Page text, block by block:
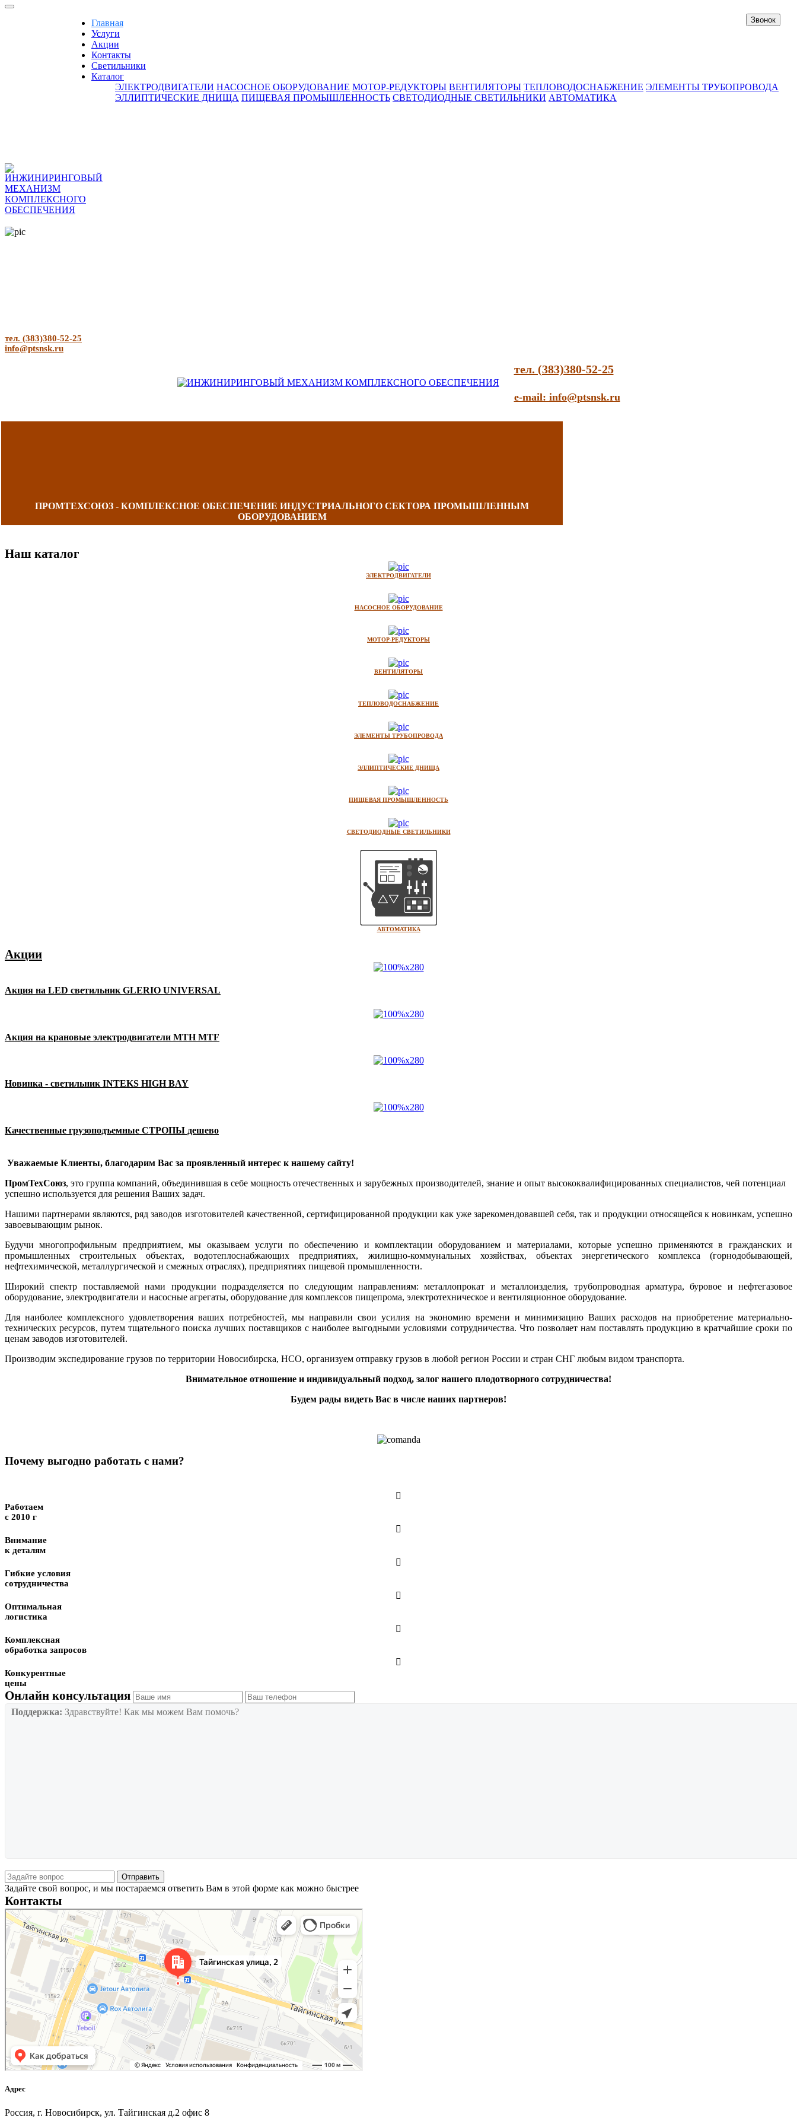
Главная
Услуги
Акции
Контакты
Светильники
Каталог
ЭЛЕКТРОДВИГАТЕЛИ НАСОСНОЕ ОБОРУДОВАНИЕ МОТОР-РЕДУКТОРЫ ВЕНТИЛЯТОРЫ ТЕПЛОВОДОСНАБЖЕНИЕ ЭЛЕМЕНТЫ ТРУБОПРОВОДА
ЭЛЛИПТИЧЕСКИЕ ДНИЩА ПИЩЕВАЯ ПРОМЫШЛЕННОСТЬ СВЕТОДИОДНЫЕ СВЕТИЛЬНИКИ АВТОМАТИКА
Звонок
тел. (383)380-52-25
info@ptsnsk.ru
тел. (383)380-52-25
e-mail: info@ptsnsk.ru
ПРОМТЕХСОЮЗ - КОМПЛЕКСНОЕ ОБЕСПЕЧЕНИЕ ИНДУСТРИАЛЬНОГО СЕКТОРА ПРОМЫШЛЕННЫМ
ОБОРУДОВАНИЕМ
Наш каталог
ЭЛЕКТРОДВИГАТЕЛИ
НАСОСНОЕ ОБОРУДОВАНИЕ
МОТОР-РЕДУКТОРЫ
ВЕНТИЛЯТОРЫ
ТЕПЛОВОДОСНАБЖЕНИЕ
ЭЛЕМЕНТЫ ТРУБОПРОВОДА
ЭЛЛИПТИЧЕСКИЕ ДНИЩА
ПИЩЕВАЯ ПРОМЫШЛЕННОСТЬ
СВЕТОДИОДНЫЕ СВЕТИЛЬНИКИ
АВТОМАТИКА
Акции
Акция на LED светильник GLERIO UNIVERSAL
Акция на крановые электродвигатели MTH MTF
Новинка - светильник INTEKS HIGH BAY
Качественные грузоподъемные СТРОПЫ дешево
Уважаемые Клиенты, благодарим Вас за проявленный интерес к нашему сайту!
ПромТехСоюз, это группа компаний, объединившая в себе мощность отечественных и зарубежных производителей, знание и опыт высококвалифицированных специалистов, чей потенциал
успешно используется для решения Ваших задач.
Нашими партнерами являются, ряд заводов изготовителей качественной, сертифицированной продукции как уже зарекомендовавшей себя, так и продукции относящейся к новинкам, успешно
завоевывающим рынок.
Будучи многопрофильным предприятием, мы оказываем услуги по обеспечению и комплектации оборудованием и материалами, которые успешно применяются в гражданских и
промышленных строительных объектах, водотеплоснабжающих предприятиях, жилищно-коммунальных хозяйствах, объектах энергетического комплекса (горнодобывающей,
нефтехимической, металлургической и смежных отраслях), предприятиях пищевой промышленности.
Широкий спектр поставляемой нами продукции подразделяется по следующим направлениям: металлопрокат и металлоизделия, трубопроводная арматура, буровое и нефтегазовое
оборудование, электродвигатели и насосные агрегаты, оборудование для комплексов пищепрома, электротехническое и вентиляционное оборудование.
Для наиболее комплексного удовлетворения ваших потребностей, мы направили свои усилия на экономию времени и минимизацию Ваших расходов на приобретение материально-
технических ресурсов, путем тщательного поиска лучших поставщиков с наиболее выгодными условиями сотрудничества. Что позволяет нам поставлять продукцию в кратчайшие сроки по
ценам заводов изготовителей.
Производим экспедирование грузов по территории Новосибирска, НСО, организуем отправку грузов в любой регион России и стран СНГ любым видом транспорта.
Внимательное отношение и индивидуальный подход, залог нашего плодотворного сотрудничества!
Будем рады видеть Вас в числе наших партнеров!
Почему выгодно работать с нами?

Работаем
с 2010 г

Внимание
к деталям

Гибкие условия
сотрудничества

Оптимальная
логистика

Комплексная
обработка запросов

Конкурентные
цены
Онлайн консультация
Поддержка: Здравствуйте! Как мы можем Вам помочь?
Задайте свой вопрос, и мы постараемся ответить Вам в этой форме как можно быстрее
Контакты
Новосибирск
Тайгинская улица, 2 на карте Новосибирска — Яндекс Карты
Адрес
Россия, г. Новосибирск, ул. Тайгинская д.2 офис 8